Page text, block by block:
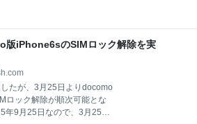
XZを購入したのでそ
www.sma-stylish.com ※更
iPhoneからiTunesで購入して
でずっとiPhoneから音楽を
勝手がわかっているから、
して聴けるので良くiTunes
スポンサーリンク iTunesで
も聴けます！ iTunes
版iPhone6sのSIMロック解除を実
たが、3月25日よりdocomo
ロック解除が順次可能とな
年9月25日なので、3月25日